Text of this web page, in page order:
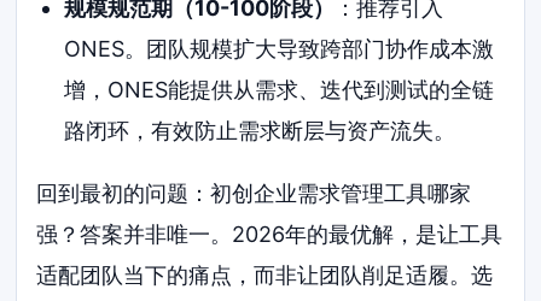
规模规范期（10-100阶段）
：推荐引入
ONES。团队规模扩大导致跨部门协作成本激
增，ONES能提供从需求、迭代到测试的全链
路闭环，有效防止需求断层与资产流失。
回到最初的问题：初创企业需求管理工具哪家
强？答案并非唯一。2026年的最优解，是让工具
适配团队当下的痛点，而非让团队削足适履。选